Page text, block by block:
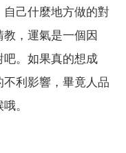
己什麼地方做的對
，運氣是一個因
。如果真的想成
利影響，畢竟人品
。